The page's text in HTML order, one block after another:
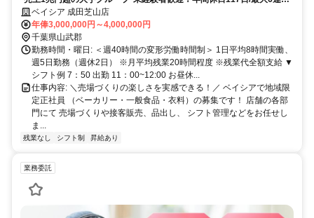
◎転居なしの地域正社員✅️
ベイシア 成田芝山店
年俸3,000,000円～4,000,000円
千葉県山武郡
勤務時間・曜日: ＜週40時間の変形労働時間制＞ 1日平均8時間実働、
週5日勤務（週休2日） ※月平均残業20時間程度 ※残業代全額支給 ▼
シフト例 7：50 出勤 11：00~12:00 お昼休...
仕事内容: ＼売場づくりの楽しさを実感できる！／ ベイシアで地域限
定正社員 （ベーカリー・一般食品・衣料）の募集です！ 店舗の各部
門にて 売場づくりや接客販売、品出し、 シフト管理などをお任せし
ま...
残業なし シフト制 昇給あり
業務委託